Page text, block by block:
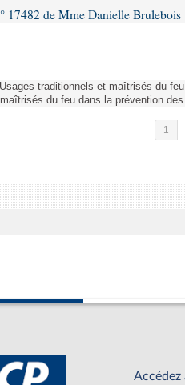
17482 de Mme Danielle Brulebois
traditionnels et maîtrisés du
du feu dans la prévention
1
Accédez